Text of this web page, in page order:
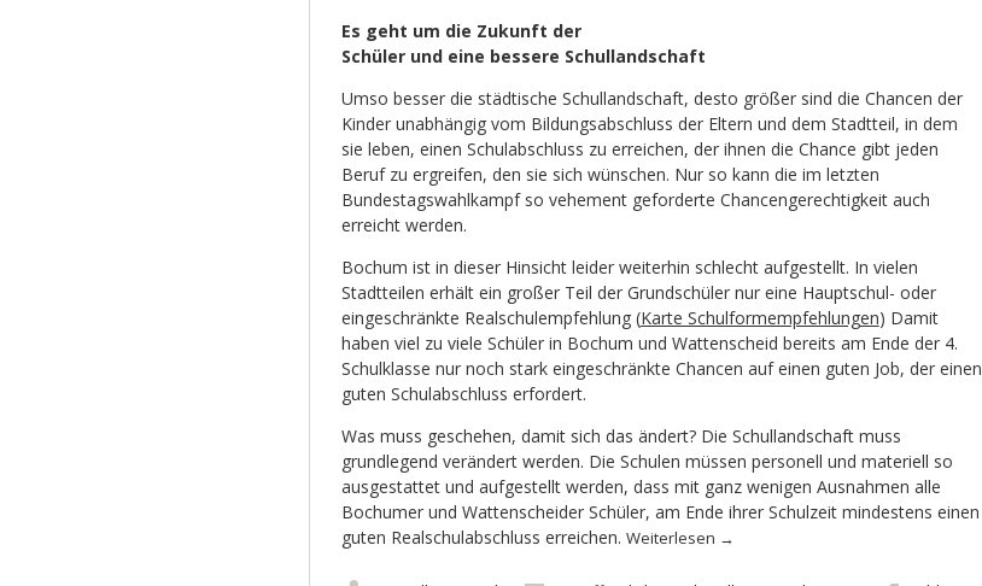
Es geht um die Zukunft der
Schüler und eine bessere Schullandschaft
Umso besser die städtische Schullandschaft, desto größer sind die Chancen der
Kinder unabhängig vom Bildungsabschluss der Eltern und dem Stadtteil, in dem
sie leben, einen Schulabschluss zu erreichen, der ihnen die Chance gibt jeden
Beruf zu ergreifen, den sie sich wünschen. Nur so kann die im letzten
Bundestagswahlkampf so vehement geforderte Chancengerechtigkeit auch
erreicht werden.
Bochum ist in dieser Hinsicht leider weiterhin schlecht aufgestellt. In vielen
Stadtteilen erhält ein großer Teil der Grundschüler nur eine Hauptschul- oder
eingeschränkte Realschulempfehlung (Karte Schulformempfehlungen) Damit
haben viel zu viele Schüler in Bochum und Wattenscheid bereits am Ende der 4.
Schulklasse nur noch stark eingeschränkte Chancen auf einen guten Job, der einen
guten Schulabschluss erfordert.
Was muss geschehen, damit sich das ändert? Die Schullandschaft muss
grundlegend verändert werden. Die Schulen müssen personell und materiell so
ausgestattet und aufgestellt werden, dass mit ganz wenigen Ausnahmen alle
Bochumer und Wattenscheider Schüler, am Ende ihrer Schulzeit mindestens einen
guten Realschulabschluss erreichen. Weiterlesen →